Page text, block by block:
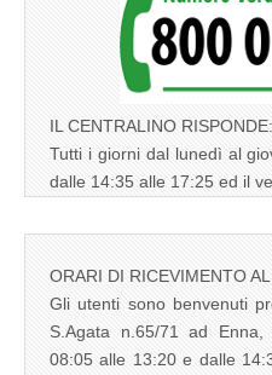
IL CENTRALINO RISPONDE:
Tutti i giorni dal lunedì al
dalle 14:35 alle 17:25 ed il
ORARI DI RICEVIMENTO
Gli utenti sono benvenuti
S.Agata n.65/71 ad
08:05 alle 13:20 e dalle